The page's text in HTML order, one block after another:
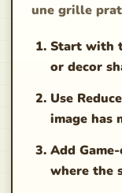
une grille
Start with
or decor
Use
image has
Add
where the